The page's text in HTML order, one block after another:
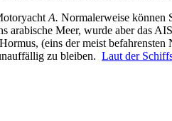
A. Normalerweise können
arabische Meer, wurde aber das
(eins der meist
zu bleiben. Laut der